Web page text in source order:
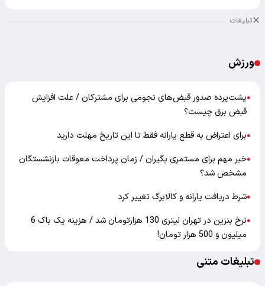
تبلیغات
ورزش
●پشت‌پرده صدور قبض‌های نجومی برای مشترکان / علت افزایش
قبض برق چیست؟
●برای اعتراض به قطع یارانه فقط تا این تاریخ مهلت دارید
●خبر مهم برای مستمری بگیران / زمان پرداخت معوقات بازنشستگان
مشخص شد؟
●شرط دریافت یارانه و کالابرگ تغییر کرد
●
نرخ بنزین در تهران لیتری 130 هزارتومان شد / هزینه یک باک 6
میلیون و 500 هزار تومان!
تبلیغات متنی